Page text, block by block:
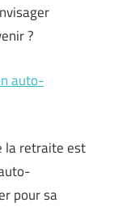
?
auto-
la retraite est
pour sa